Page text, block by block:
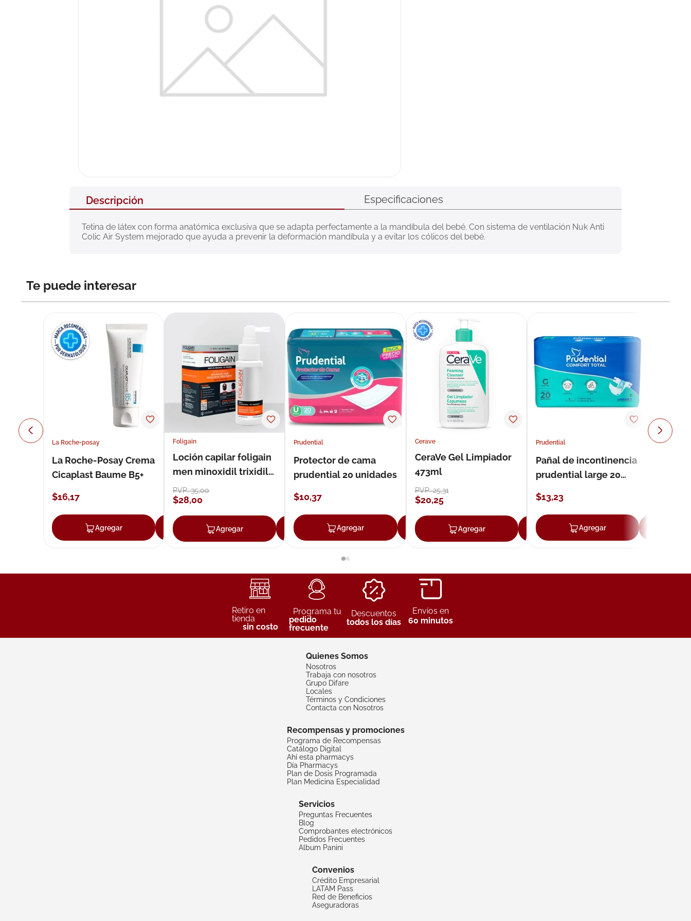
Descripción Especificaciones
Tetina de látex con forma anatómica exclusiva que se adapta perfectamente a la mandíbula del bebé. Con sistema de ventilación Nuk Anti
Colic Air System mejorado que ayuda a prevenir la deformación mandíbula y a evitar los cólicos del bebé.
Te puede interesar
La Roche-posay
La Roche-Posay Crema
Cicaplast Baume B5+
$16,17
Agregar Agregar
Foligain
Loción capilar foligain
men minoxidil trixidil
loción 59 ml
PVP:35,00
$28,00
Agregar Agregar
Prudential
Protector de cama
prudential 20 unidades
$10,37
Agregar Agregar
Cerave
CeraVe Gel Limpiador
473ml
PVP:25,31
$20,25
Agregar Agregar
Prudential
Pañal de incontinencia
prudential large 20
$13,23
Agregar
Retiro en
tienda
sin costo
Programa tu
pedido
frecuente
Descuentos
todos los días
Envíos en
60 minutos
Quienes Somos
Nosotros
Trabaja con nosotros
Grupo Difare
Locales
Términos y Condiciones
Contacta con Nosotros
Recompensas y promociones
Programa de Recompensas
Catálogo Digital
Ahí esta pharmacys
Día Pharmacys
Plan de Dosis Programada
Plan Medicina Especialidad
Servicios
Preguntas Frecuentes
Blog
Comprobantes electrónicos
Pedidos Frecuentes
Album Panini
Convenios
Crédito Empresarial
LATAM Pass
Red de Beneficios
Aseguradoras
pañales